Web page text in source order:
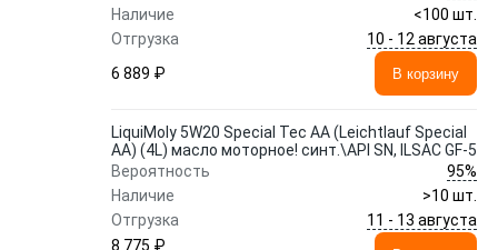
Наличие
<100 шт.
Отгрузка
10 - 12 августа
6 889 ₽
В корзину
LiquiMoly 5W20 Special Tec AA (Leichtlauf Special
AA) (4L) масло моторное! синт.\API SN, ILSAC GF-5
Вероятность
95%
Наличие
>10 шт.
Отгрузка
11 - 13 августа
8 775 ₽